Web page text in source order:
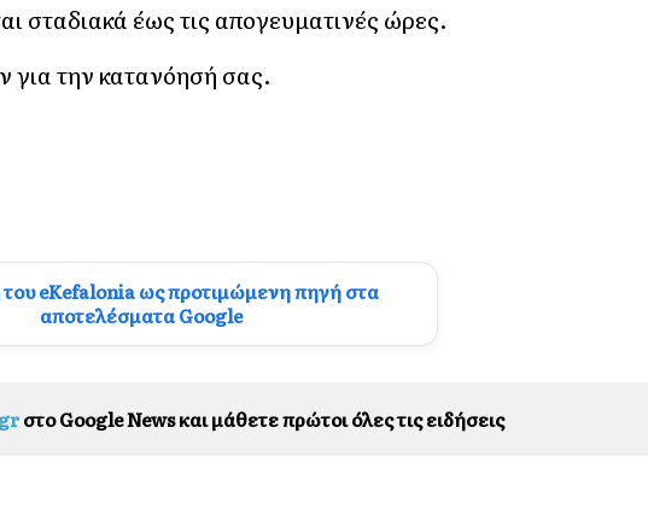
σταδιακά έως τις απογευματινές ώρες.
για την κατανόησή σας.
eKefalonia ως προτιμώμενη πηγή στα
αποτελέσματα Google
στο Google News και μάθετε πρώτοι όλες τις ειδήσεις